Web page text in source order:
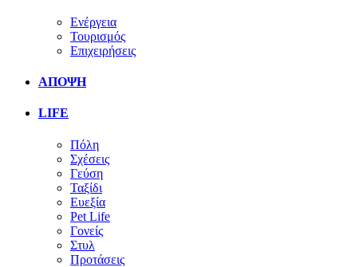
Ενέργεια
Τουρισμός
Επιχειρήσεις
ΑΠΟΨΗ
LIFE
Πόλη
Σχέσεις
Γεύση
Ταξίδι
Ευεξία
Pet Life
Γονείς
Στυλ
Προτάσεις